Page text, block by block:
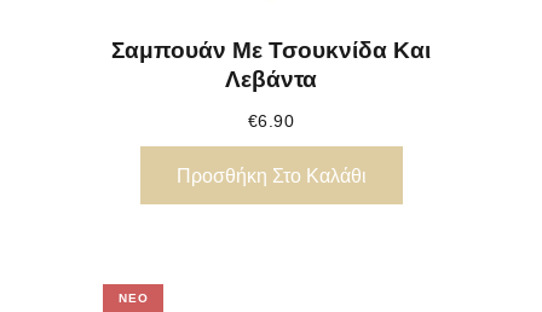
Σαμπουάν Με Τσουκνίδα Και
Λεβάντα
€6.90
Προσθήκη Στο Καλάθι
ΝΈΟ